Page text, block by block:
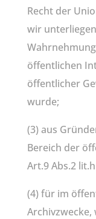
Recht der
wir
öffentlichen
öffentlicher
wurde;
(3) aus
Bereich der
Art.9 Abs.2
(4) für im